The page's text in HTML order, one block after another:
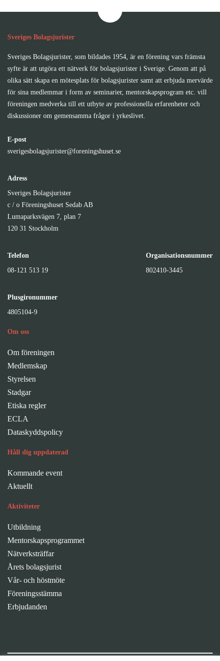
Sveriges Bolagsjurister
Sveriges Bolagsjurister, som bildades 1954, är en förening vars främsta
syfte är att utgöra ett nätverk för bolagsjurister i Sverige. Genom att på
olika sätt skapa en mötesplats för bolagsjurister samt att erbjuda mervärde
för sina medlemmar i form av seminarier, mentorskapsprogram etc. vill
föreningen medverka till ett utbyte av professionella erfarenheter och
diskussioner om gemensamma frågor i yrkeslivet.
E-post
sverigesbolagsjurister@foreningshuset.se
Adress
Sveriges Bolagsjurister
c / o Föreningshuset Sedab AB
Lumaparksvägen 7, plan 7
120 31 Stockholm
Telefon
08-121 513 19
Organisationsnummer
802410-3445
Plusgironummer
4805104-9
Om oss
Om föreningen
Medlemskap
Styrelsen
Stadgar
Etiska regler
ECLA
Dataskyddspolicy
Håll dig uppdaterad
Kommande event
Aktuellt
Aktiviteter
Utbildning
Mentorskapsprogrammet
Nätverksträffar
Årets bolagsjurist
Vår- och höstmöte
Föreningsstämma
Erbjudanden